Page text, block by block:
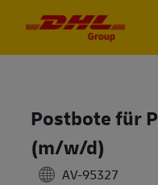
Postbote für
(m/w/d)
AV-95327